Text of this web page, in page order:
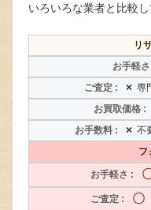
いろいろな業者と比較し
リ
× 専
× 不
フ
〇